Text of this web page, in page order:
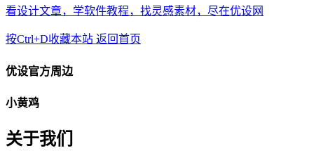
看设计文章，学软件教程，找灵感素材，尽在优设网
按Ctrl+D收藏本站 返回首页
优设官方周边
小黄鸡
关于我们